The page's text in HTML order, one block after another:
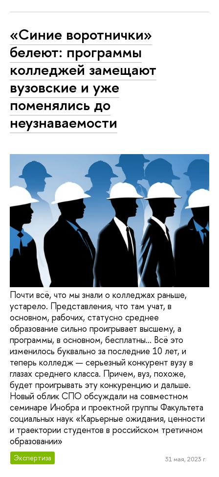
«Синие воротнички»
белеют: программы
колледжей замещают
вузовские и уже
поменялись до
неузнаваемости
Почти всё, что мы знали о колледжах раньше,
устарело. Представления, что там учат, в
основном, рабочих, статусно среднее
образование сильно проигрывает высшему, а
программы, в основном, бесплатны... Всё это
изменилось буквально за последние 10 лет, и
теперь колледж — серьезный конкурент вузу в
глазах среднего класса. Причем, вуз, похоже,
будет проигрывать эту конкуренцию и дальше.
Новый облик СПО обсуждали на совместном
семинаре Инобра и проектной группы Факультета
социальных наук «Карьерные ожидания, ценности
и траектории студентов в российском третичном
образовании»
Экспертиза 31 мая, 2023 г.